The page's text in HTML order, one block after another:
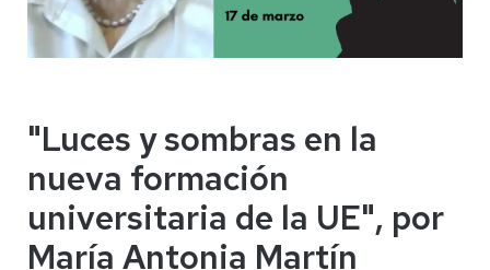
"Luces y sombras en la
nueva formación
universitaria de la UE", por
María Antonia Martín